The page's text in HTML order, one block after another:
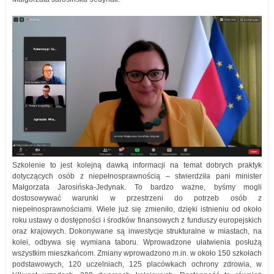
Szkolenie to jest kolejną dawką informacji na temat dobrych praktyk
dotyczących osób z niepełnosprawnością – stwierdziła pani minister
Małgorzata Jarosińska-Jedynak. To bardzo ważne, byśmy mogli
dostosowywać warunki w przestrzeni do potrzeb osób z
niepełnosprawnościami. Wiele już się zmieniło, dzięki istnieniu od około
roku ustawy o dostępności i środków finansowych z funduszy europejskich
oraz krajowych. Dokonywane są inwestycje strukturalne w miastach, na
kolei, odbywa się wymiana taboru. Wprowadzone ułatwienia posłużą
wszystkim mieszkańcom. Zmiany wprowadzono m.in. w około 150 szkołach
podstawowych, 120 uczelniach, 125 placówkach ochrony zdrowia, w